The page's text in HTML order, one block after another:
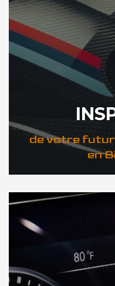
de votre
en
DÉCOUVREZ